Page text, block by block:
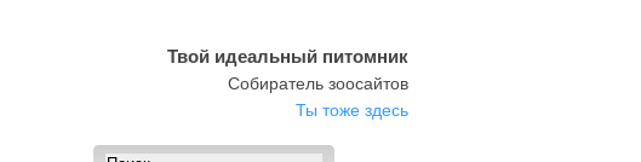
Твой идеальный питомник
Собиратель зоосайтов
Ты тоже здесь